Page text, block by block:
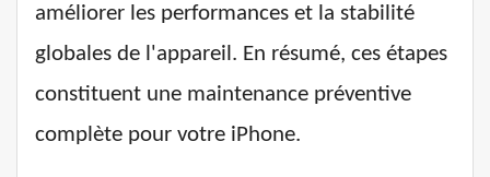
améliorer les performances et la stabilité
globales de l'appareil. En résumé, ces étapes
constituent une maintenance préventive
complète pour votre iPhone.